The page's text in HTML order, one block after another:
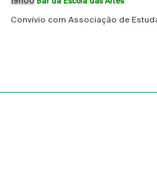
Convívio com Associação de